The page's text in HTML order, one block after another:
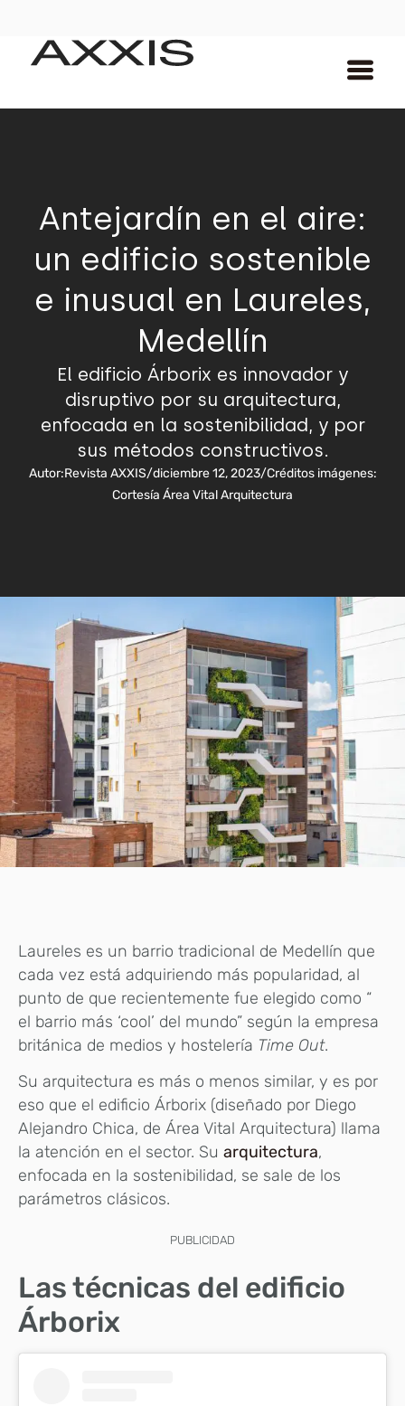
Antejardín en el aire:
un edificio sostenible
e inusual en Laureles,
Medellín
El edificio Árborix es innovador y
disruptivo por su arquitectura,
enfocada en la sostenibilidad, y por
sus métodos constructivos.
Autor:Revista AXXIS/diciembre 12, 2023/Créditos imágenes:
Cortesía Área Vital Arquitectura
Laureles es un barrio tradicional de Medellín que
cada vez está adquiriendo más popularidad, al
punto de que recientemente fue elegido como “
el barrio más ‘cool’ del mundo” según la empresa
británica de medios y hostelería Time Out.
Su arquitectura es más o menos similar, y es por
eso que el edificio Árborix (diseñado por Diego
Alejandro Chica, de Área Vital Arquitectura) llama
la atención en el sector. Su arquitectura,
enfocada en la sostenibilidad, se sale de los
parámetros clásicos.
PUBLICIDAD
Las técnicas del edificio
Árborix